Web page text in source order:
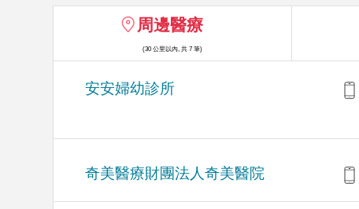
周邊醫療
(30 公里以內, 共 7 筆)
安安婦幼診所
奇美醫療財團法人奇美醫院